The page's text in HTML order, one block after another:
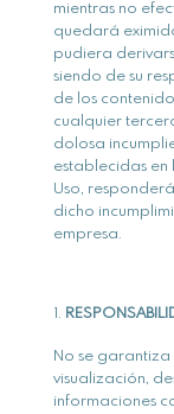
mientras no
quedará
pudiera
siendo de su
de los
cualquier
dolosa
establecidas en
Uso,
dicho
empresa.
No se
visualización,
informaciones